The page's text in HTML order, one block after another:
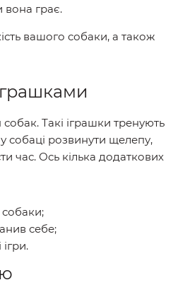
вона грає.
вашого собаки, а також
Такі іграшки тренують
собаці розвинути щелепу,
час. Ось кілька додаткових
собаки;
себе;